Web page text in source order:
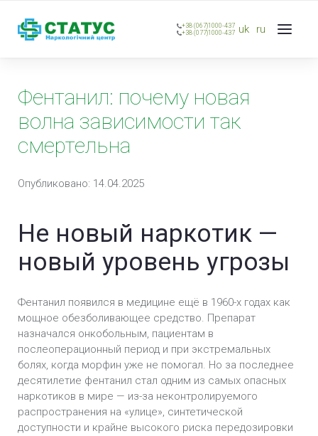
+38 (067)1000-437
+38 (077)1000-437 uk ru
Фентанил: почему новая
волна зависимости так
смертельна
Опубликовано: 14.04.2025
Не новый наркотик —
новый уровень угрозы
Фентанил появился в медицине ещё в 1960-х годах как
мощное обезболивающее средство. Препарат
назначался онкобольным, пациентам в
послеоперационный период и при экстремальных
болях, когда морфин уже не помогал. Но за последнее
десятилетие фентанил стал одним из самых опасных
наркотиков в мире — из-за неконтролируемого
распространения на «улице», синтетической
доступности и крайне высокого риска передозировки